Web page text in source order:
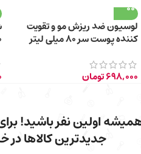
لوسیون ضد ریزش مو و تقویت
کننده پوست سر 80 میلی لیتر
698,000تومان
اولین نفر باشید!
جدیدترین کالاها در